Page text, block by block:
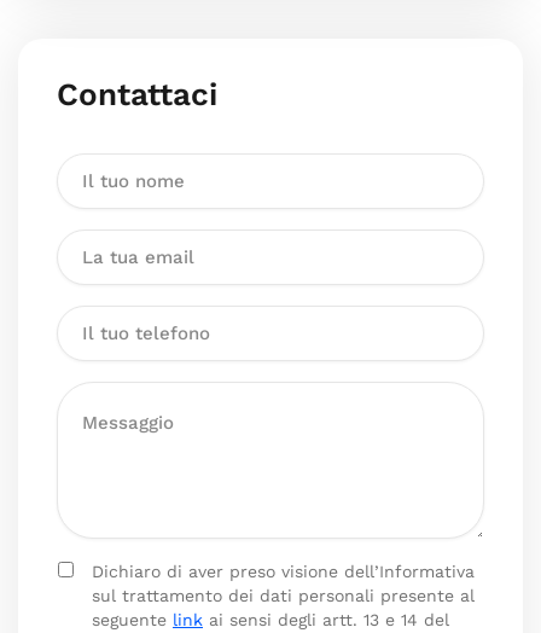
Contattaci
Dichiaro di aver preso visione dell’Informativa
sul trattamento dei dati personali presente al
seguente link ai sensi degli artt. 13 e 14 del